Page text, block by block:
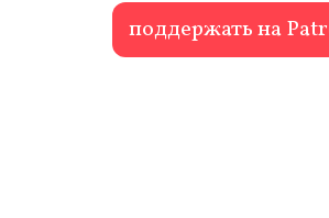
поддержать на